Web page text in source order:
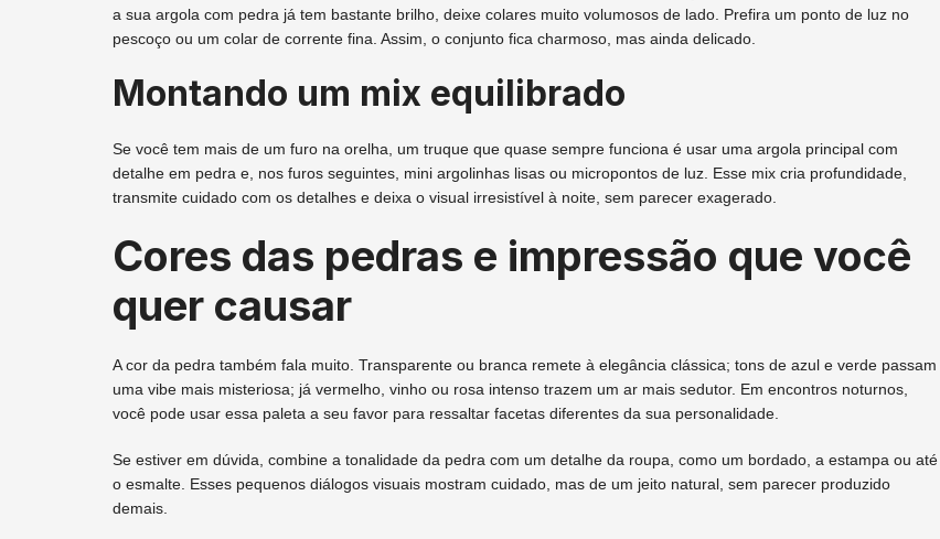
a sua argola com pedra já tem bastante brilho, deixe colares muito volumosos de lado. Prefira um ponto de luz no
pescoço ou um colar de corrente fina. Assim, o conjunto fica charmoso, mas ainda delicado.
Montando um mix equilibrado
Se você tem mais de um furo na orelha, um truque que quase sempre funciona é usar uma argola principal com
detalhe em pedra e, nos furos seguintes, mini argolinhas lisas ou micropontos de luz. Esse mix cria profundidade,
transmite cuidado com os detalhes e deixa o visual irresistível à noite, sem parecer exagerado.
Cores das pedras e impressão que você
quer causar
A cor da pedra também fala muito. Transparente ou branca remete à elegância clássica; tons de azul e verde passam
uma vibe mais misteriosa; já vermelho, vinho ou rosa intenso trazem um ar mais sedutor. Em encontros noturnos,
você pode usar essa paleta a seu favor para ressaltar facetas diferentes da sua personalidade.
Se estiver em dúvida, combine a tonalidade da pedra com um detalhe da roupa, como um bordado, a estampa ou até
o esmalte. Esses pequenos diálogos visuais mostram cuidado, mas de um jeito natural, sem parecer produzido
demais.